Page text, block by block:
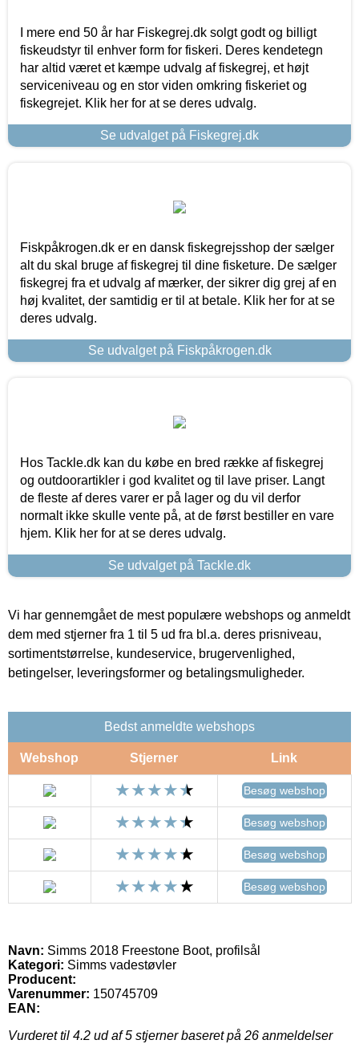
I mere end 50 år har Fiskegrej.dk solgt godt og billigt
fiskeudstyr til enhver form for fiskeri. Deres kendetegn
har altid været et kæmpe udvalg af fiskegrej, et højt
serviceniveau og en stor viden omkring fiskeriet og
fiskegrejet. Klik her for at se deres udvalg.
Se udvalget på Fiskegrej.dk
Fiskpåkrogen.dk er en dansk fiskegrejsshop der sælger
alt du skal bruge af fiskegrej til dine fisketure. De sælger
fiskegrej fra et udvalg af mærker, der sikrer dig grej af en
høj kvalitet, der samtidig er til at betale. Klik her for at se
deres udvalg.
Se udvalget på Fiskpåkrogen.dk
Hos Tackle.dk kan du købe en bred række af fiskegrej
og outdoorartikler i god kvalitet og til lave priser. Langt
de fleste af deres varer er på lager og du vil derfor
normalt ikke skulle vente på, at de først bestiller en vare
hjem. Klik her for at se deres udvalg.
Se udvalget på Tackle.dk
Vi har gennemgået de mest populære webshops og anmeldt
dem med stjerner fra 1 til 5 ud fra bl.a. deres prisniveau,
sortimentstørrelse, kundeservice, brugervenlighed,
betingelser, leveringsformer og betalingsmuligheder.
Bedst anmeldte webshops
Webshop Stjerner Link
Besøg webshop
Besøg webshop
Besøg webshop
Besøg webshop
Navn: Simms 2018 Freestone Boot, profilsål
Kategori: Simms vadestøvler
Producent:
Varenummer: 150745709
EAN:
Vurderet til 4.2 ud af 5 stjerner baseret på 26 anmeldelser